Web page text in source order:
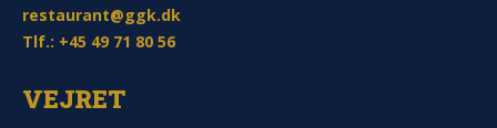
restaurant@ggk.dk
Tlf.: +45 49 71 80 56
VEJRET